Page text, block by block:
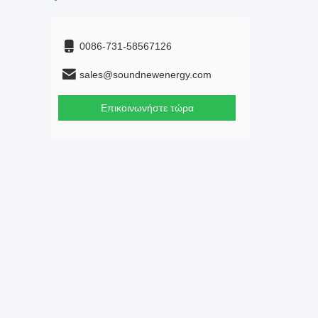
0086-731-58567126
sales@soundnewenergy.com
Επικοινωνήστε τώρα